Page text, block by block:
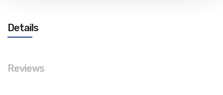
Details
Reviews